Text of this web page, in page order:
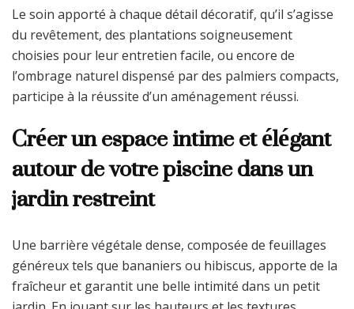
Le soin apporté à chaque détail décoratif, qu’il s’agisse
du revêtement, des plantations soigneusement
choisies pour leur entretien facile, ou encore de
l’ombrage naturel dispensé par des palmiers compacts,
participe à la réussite d’un aménagement réussi.
Créer un espace intime et élégant
autour de votre piscine dans un
jardin restreint
Une barrière végétale dense, composée de feuillages
généreux tels que bananiers ou hibiscus, apporte de la
fraîcheur et garantit une belle intimité dans un petit